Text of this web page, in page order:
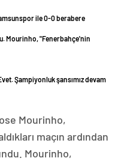
ile 0-0 berabere
Mourinho, "Fenerbahçe'nin
Şampiyonluk şansımız devam
Mourinho,
maçın ardından
Mourinho,